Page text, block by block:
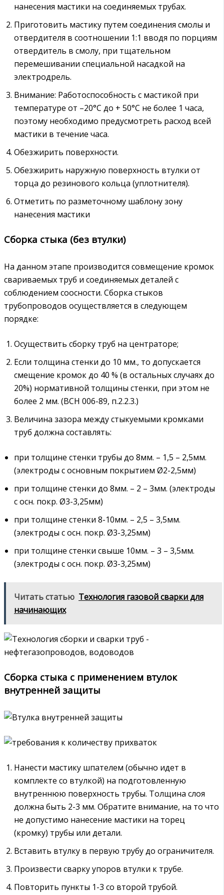
нанесения мастики на соединяемых трубах.
Приготовить мастику путем соединения смолы и
отвердителя в соотношении 1:1 вводя по порциям
отвердитель в смолу, при тщательном
перемешивании специальной насадкой на
электродрель.
Внимание: Работоспособность с мастикой при
температуре от –20°С до + 50°С не более 1 часа,
поэтому необходимо предусмотреть расход всей
мастики в течение часа.
Обезжирить поверхности.
Обезжирить наружную поверхность втулки от
торца до резинового кольца (уплотнителя).
Отметить по разметочному шаблону зону
нанесения мастики
Сборка стыка (без втулки)
На данном этапе производится совмещение кромок
свариваемых труб и соединяемых деталей с
соблюдением соосности. Сборка стыков
трубопроводов осуществляется в следующем
порядке:
Осуществить сборку труб на центраторе;
Если толщина стенки до 10 мм., то допускается
смещение кромок до 40 % (в остальных случаях до
20%) нормативной толщины стенки, при этом не
более 2 мм. (ВСН 006-89, п.2.2.3.)
Величина зазора между стыкуемыми кромками
труб должна составлять:
при толщине стенки трубы до 8мм. – 1,5 – 2,5мм.
(электроды с основным покрытием Ø2-2,5мм)
при толщине стенки до 8мм. – 2 – 3мм. (электроды
с осн. покр. Ø3-3,25мм)
при толщине стенки 8-10мм. – 2,5 – 3,5мм.
(электроды с осн. покр. Ø3-3,25мм)
при толщине стенки свыше 10мм. – 3 – 3,5мм.
(электроды с осн. покр. Ø3-3,25мм)
Читать статью Технология газовой сварки для
начинающих
Сборка стыка с применением втулок
внутренней защиты
Нанести мастику шпателем (обычно идет в
комплекте со втулкой) на подготовленную
внутреннюю поверхность трубы. Толщина слоя
должна быть 2-3 мм. Обратите внимание, на то что
не допустимо нанесение мастики на торец
(кромку) трубы или детали.
Вставить втулку в первую трубу до ограничителя.
Произвести сварку упоров втулки к трубе.
Повторить пункты 1-3 со второй трубой.